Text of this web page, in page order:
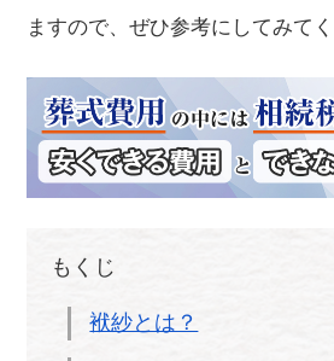
ますので、ぜひ参考にしてみてく
もくじ
袱紗とは？